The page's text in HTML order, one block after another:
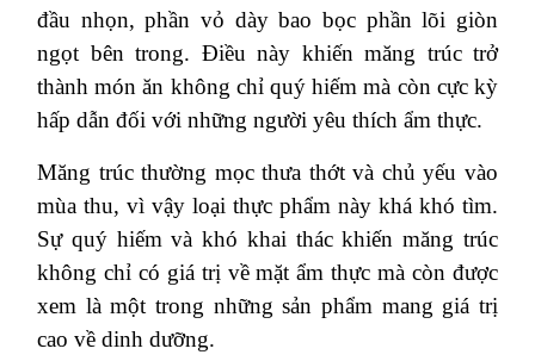
đầu nhọn, phần vỏ dày bao bọc phần lõi giòn
ngọt bên trong. Điều này khiến măng trúc trở
thành món ăn không chỉ quý hiếm mà còn cực kỳ
hấp dẫn đối với những người yêu thích ẩm thực.
Măng trúc thường mọc thưa thớt và chủ yếu vào
mùa thu, vì vậy loại thực phẩm này khá khó tìm.
Sự quý hiếm và khó khai thác khiến măng trúc
không chỉ có giá trị về mặt ẩm thực mà còn được
xem là một trong những sản phẩm mang giá trị
cao về dinh dưỡng.